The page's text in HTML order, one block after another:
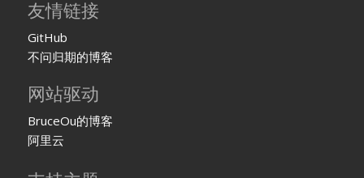
友情链接
GitHub
不问归期的博客
网站驱动
BruceOu的博客
阿里云